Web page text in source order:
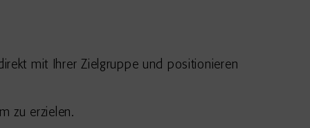
mit Ihrer Zielgruppe und positionieren
zu erzielen.